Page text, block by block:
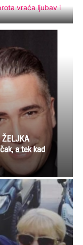
ŽELJKA
a tek kad